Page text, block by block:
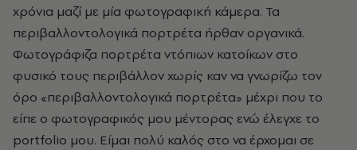
χρόνια μαζί με μία φωτογραφική κάμερα. Τα
περιβαλλοντολογικά πορτρέτα ήρθαν οργανικά.
Φωτογράφιζα πορτρέτα ντόπιων κατοίκων στο
φυσικό τους περιβάλλον χωρίς καν να γνωρίζω τον
όρο «περιβαλλοντολογικά πορτρέτα» μέχρι που το
είπε ο φωτογραφικός μου μέντορας ενώ έλεγχε το
portfolio μου. Είμαι πολύ καλός στο να έρχομαι σε